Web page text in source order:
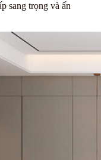
sang trọng và ấn